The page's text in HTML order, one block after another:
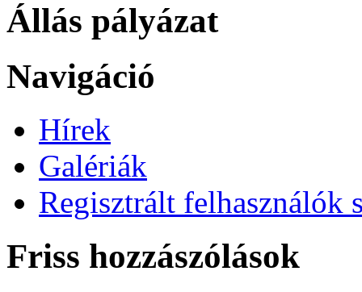
Állás pályázat
Navigáció
Hírek
Galériák
Regisztrált felhasználók
Friss hozzászólások